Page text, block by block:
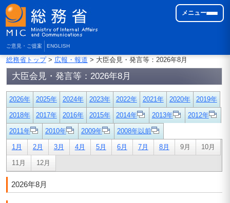
ご意見・ご提案 ENGLISH
メニュー
総務省トップ> 広報・報道 > 大臣会見・発言等：2026年8月
大臣会見・発言等：2026年8月
2026年 2025年 2024年 2023年 2022年 2021年 2020年 2019年
2018年 2017年 2016年 2015年 2014年 2013年 2012年
2011年 2010年 2009年 2008年以前
1月 2月 3月 4月 5月 6月 7月 8月 9月 10月
11月 12月
2026年8月